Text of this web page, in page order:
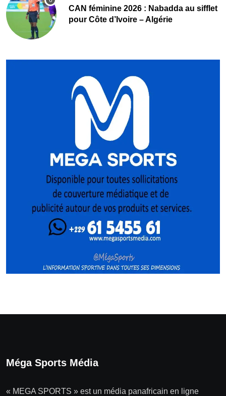
‎CAN féminine 2026 : Nabadda au sifflet
pour Côte d’Ivoire – Algérie
Méga Sports Média
« MEGA SPORTS » est un média panafricain en ligne